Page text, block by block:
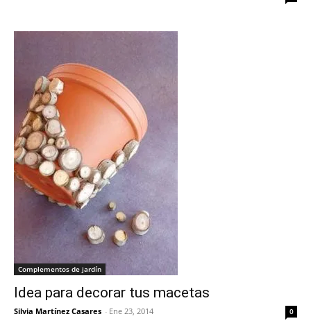
Complementos de jardín
Idea para decorar tus macetas
Silvia Martínez Casares - Ene 23, 2014 0